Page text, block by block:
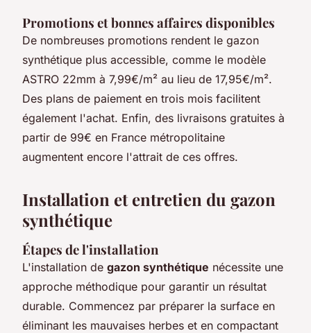
Promotions et bonnes affaires disponibles
De nombreuses promotions rendent le gazon
synthétique plus accessible, comme le modèle
ASTRO 22mm à 7,99€/m² au lieu de 17,95€/m².
Des plans de paiement en trois mois facilitent
également l'achat. Enfin, des livraisons gratuites à
partir de 99€ en France métropolitaine
augmentent encore l'attrait de ces offres.
Installation et entretien du gazon
synthétique
Étapes de l'installation
L'installation de gazon synthétique nécessite une
approche méthodique pour garantir un résultat
durable. Commencez par préparer la surface en
éliminant les mauvaises herbes et en compactant